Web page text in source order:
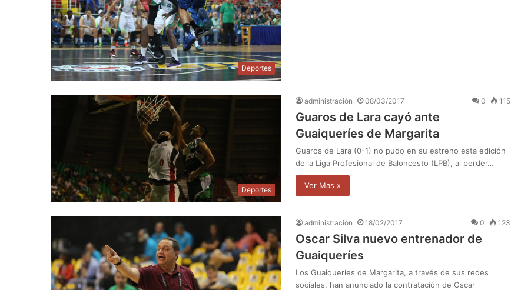
Deportes
Deportes
administración 08/03/2017 0 115
Guaros de Lara cayó ante
Guaiqueríes de Margarita
Guaros de Lara (0-1) no pudo en su estreno esta edición
de la Liga Profesional de Baloncesto (LPB), al perder…
Ver Mas »
administración 18/02/2017 0 123
Oscar Silva nuevo entrenador de
Guaiqueríes
Los Guaiqueríes de Margarita, a través de sus redes
sociales, han anunciado la contratación de Oscar